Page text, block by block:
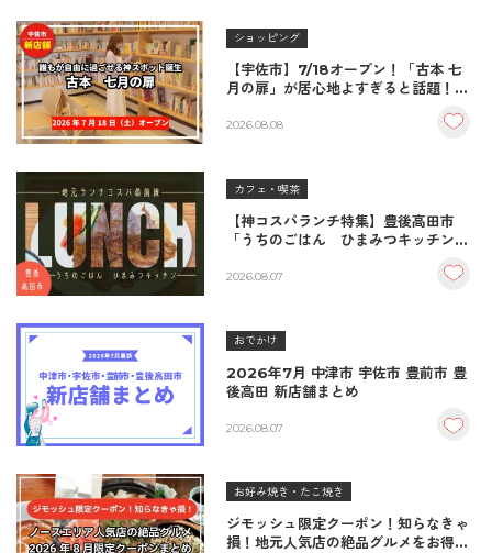
ショッピング
【宇佐市】7/18オープン！「古本 七
月の扉」が居心地よすぎると話題！絶
至福の読書空間
2026.08.08
カフェ・喫茶
【神コスパランチ特集】豊後高田市
「うちのごはん ひまみつキッチン」
＆生姜焼き！
2026.08.07
おでかけ
2026年7月 中津市 宇佐市 豊前市 豊
後高田 新店舗まとめ
2026.08.07
お好み焼き・たこ焼き
ジモッシュ限定クーポン！知らなきゃ
損！地元人気店の絶品グルメをお得に